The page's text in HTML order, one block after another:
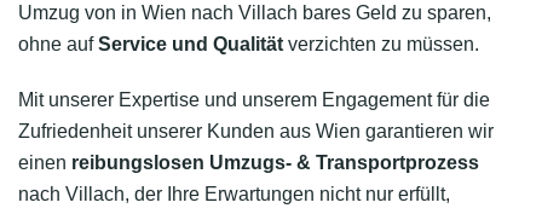
Umzug von in Wien nach Villach bares Geld zu sparen,
ohne aufService und Qualität verzichten zu müssen.
Mit unserer Expertise und unserem Engagement für die
Zufriedenheit unserer Kunden aus Wien garantieren wir
einen reibungslosen Umzugs- & Transportprozess
nach Villach, der Ihre Erwartungen nicht nur erfüllt,